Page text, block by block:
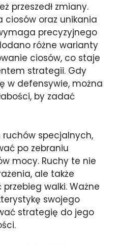
przeszedł zmiany.
ciosów oraz unikania
precyzyjnego
różne warianty
ciosów, co staje
strategii. Gdy
w defensywie, można
by zadać
ruchów specjalnych,
po zebraniu
mocy. Ruchy te nie
ale także
walki. Ważne
swojego
strategię do jego